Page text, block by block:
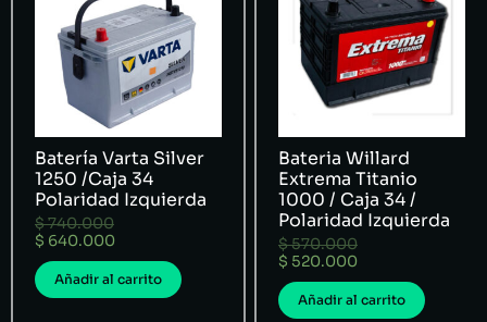
Batería Varta Silver
1250 /Caja 34
Polaridad Izquierda
$740.000
$ 640.000
Añadir al carrito
Bateria Willard
Extrema Titanio
1000 / Caja 34 /
Polaridad Izquierda
$570.000
$ 520.000
Añadir al carrito